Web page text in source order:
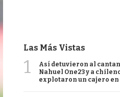
Las Más Vistas
1
Así detuvieron al
Nahuel One23 y a
explotaron un cajero